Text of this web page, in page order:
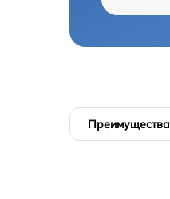
Преимущества